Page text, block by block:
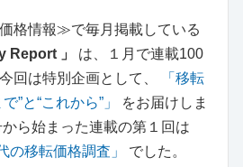
格情報≫で毎月掲載している
Report 」
は、１月で連載100
回は特別企画として、
「移転
”と“これから”」
をお届けしま
ら始まった連載の第１回は
の移転価格調査」
でした。